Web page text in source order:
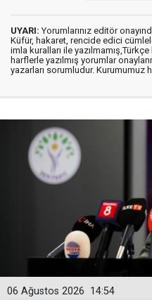
UYARI: Yorumlarınız editör
Küfür, hakaret, rencide edici
imla kuralları ile
harflerle yazılmış yorumlar
yazarları sorumludur.
14:54
06 Ağustos 2026